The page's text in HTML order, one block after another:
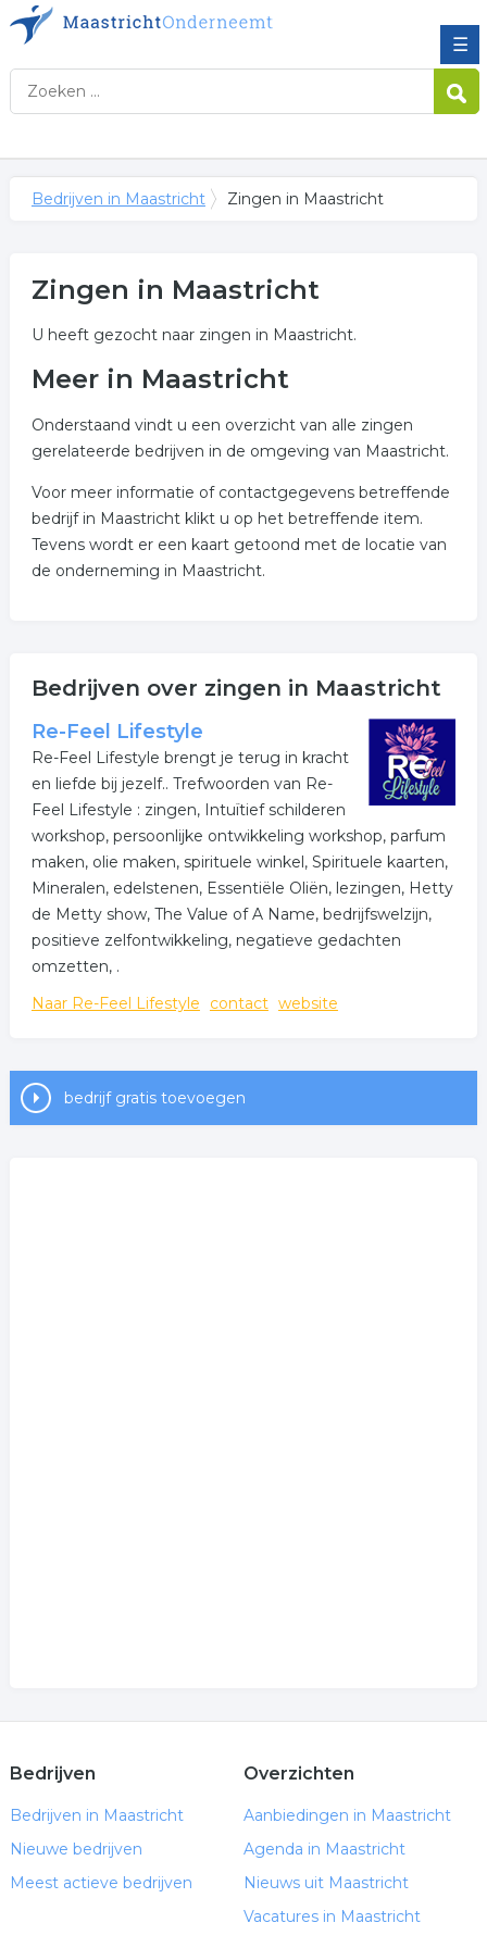
☰
Bedrijven in Maastricht Zingen in Maastricht
Zingen in Maastricht
U heeft gezocht naar zingen in Maastricht.
Meer in Maastricht
Onderstaand vindt u een overzicht van alle zingen
gerelateerde bedrijven in de omgeving van Maastricht.
Voor meer informatie of contactgegevens betreffende
bedrijf in Maastricht klikt u op het betreffende item.
Tevens wordt er een kaart getoond met de locatie van
de onderneming in Maastricht.
Bedrijven over zingen in Maastricht
Re-Feel Lifestyle
Re-Feel Lifestyle brengt je terug in kracht
en liefde bij jezelf.. Trefwoorden van Re-
Feel Lifestyle : zingen, Intuïtief schilderen
workshop, persoonlijke ontwikkeling workshop, parfum
maken, olie maken, spirituele winkel, Spirituele kaarten,
Mineralen, edelstenen, Essentiële Oliën, lezingen, Hetty
de Metty show, The Value of A Name, bedrijfswelzijn,
positieve zelfontwikkeling, negatieve gedachten
omzetten, .
Naar Re-Feel Lifestyle
contact website
bedrijf gratis toevoegen
Bedrijven
Bedrijven in Maastricht
Nieuwe bedrijven
Meest actieve bedrijven
Overzichten
Aanbiedingen in Maastricht
Agenda in Maastricht
Nieuws uit Maastricht
Vacatures in Maastricht